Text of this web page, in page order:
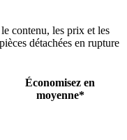
contenu, les prix et les
détachées en rupture
Économisez en
moyenne*